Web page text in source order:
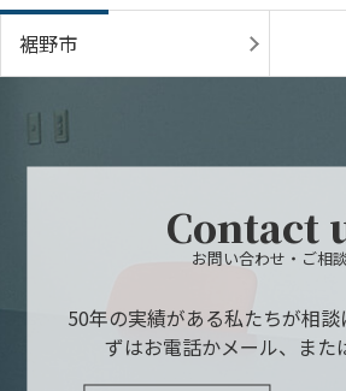
裾野市
Contact
お問い合わせ・ご相談
50年の実績がある私たちが相談
ずはお電話かメール、また